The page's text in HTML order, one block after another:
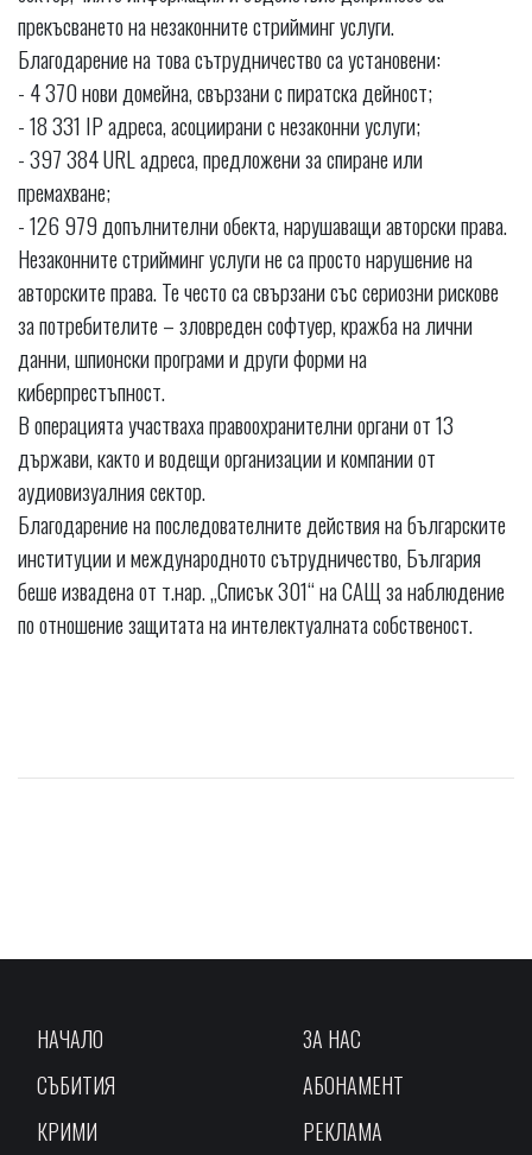
прекъсването на незаконните стрийминг услуги.
Благодарение на това сътрудничество са установени:
- 4 370 нови домейна, свързани с пиратска дейност;
- 18 331 IP адреса, асоциирани с незаконни услуги;
- 397 384 URL адреса, предложени за спиране или
премахване;
- 126 979 допълнителни обекта, нарушаващи авторски права.
Незаконните стрийминг услуги не са просто нарушение на
авторските права. Те често са свързани със сериозни рискове
за потребителите – зловреден софтуер, кражба на лични
данни, шпионски програми и други форми на
киберпрестъпност.
В операцията участваха правоохранителни органи от 13
държави, както и водещи организации и компании от
аудиовизуалния сектор.
Благодарение на последователните действия на българските
институции и международното сътрудничество, България
беше извадена от т.нар. „Списък 301“ на САЩ за наблюдение
по отношение защитата на интелектуалната собственост.
НАЧАЛО
СЪБИТИЯ
КРИМИ
ЗА НАС
АБОНАМЕНТ
РЕКЛАМА